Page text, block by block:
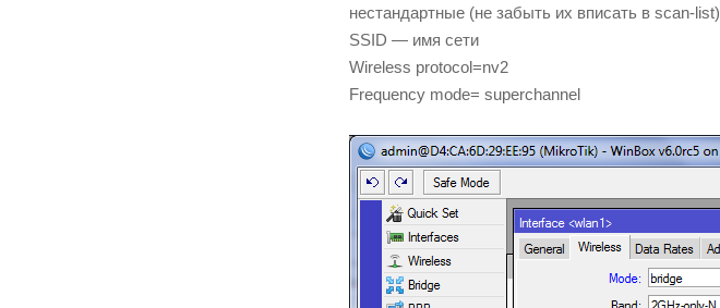
нестандартные (не забыть их вписать в scan-list)
SSID — имя сети
Wireless protocol=nv2
Frequency mode= superchannel